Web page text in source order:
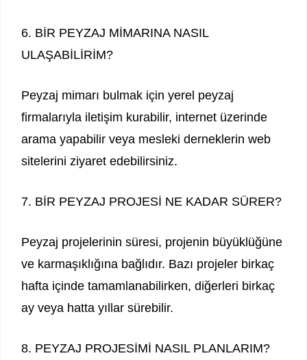
6. BİR PEYZAJ MİMARINA NASIL
ULAŞABİLİRİM?
Peyzaj mimarı bulmak için yerel peyzaj
firmalarıyla iletişim kurabilir, internet üzerinde
arama yapabilir veya mesleki derneklerin web
sitelerini ziyaret edebilirsiniz.
7. BİR PEYZAJ PROJESİ NE KADAR SÜRER?
Peyzaj projelerinin süresi, projenin büyüklüğüne
ve karmaşıklığına bağlıdır. Bazı projeler birkaç
hafta içinde tamamlanabilirken, diğerleri birkaç
ay veya hatta yıllar sürebilir.
8. PEYZAJ PROJESİMİ NASIL PLANLARIM?